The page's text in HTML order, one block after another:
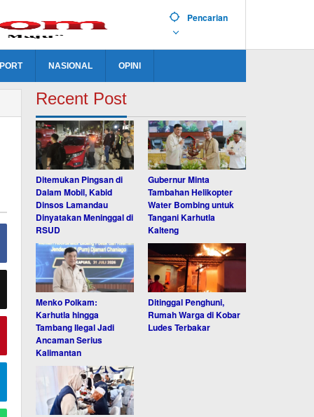
Pencarian
NASIONAL OPINI
Recent Post
Ditemukan Pingsan di
Dalam Mobil, Kabid
Dinsos Lamandau
Dinyatakan Meninggal di
RSUD
Gubernur Minta
Tambahan Helikopter
Water Bombing untuk
Tangani Karhutla
Kalteng
Menko Polkam:
Karhutla hingga
Tambang Ilegal Jadi
Ancaman Serius
Kalimantan
Ditinggal Penghuni,
Rumah Warga di Kobar
Ludes Terbakar